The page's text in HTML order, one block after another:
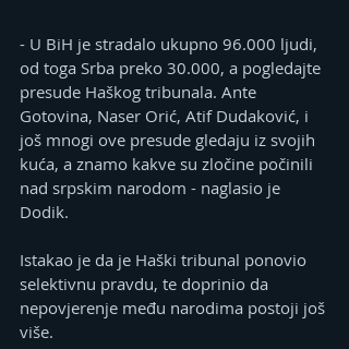
- U BiH je stradalo ukupno 96.000 ljudi,
od toga Srba preko 30.000, a pogledajte
presude Haškog tribunala. Ante
Gotovina, Naser Orić, Atif Dudaković, i
još mnogi ove presude gledaju iz svojih
kuća, a znamo kakve su zločine počinili
nad srpskim narodom - naglasio je
Dodik.
Istakao je da je Haški tribunal ponovio
selektivnu pravdu, te doprinio da
nepovjerenje među narodima postoji još
više.